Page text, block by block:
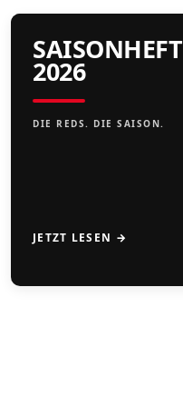
SAISONHEFT
2026
DIE REDS. DIE SAISON.
JETZT LESEN →